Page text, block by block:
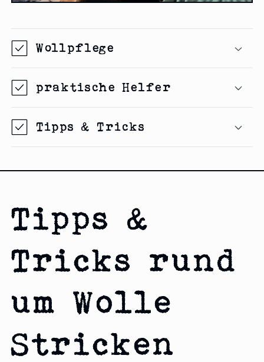
Wollpflege
praktische Helfer
Tipps & Tricks
Tipps &
Tricks rund
um Wolle
Stricken